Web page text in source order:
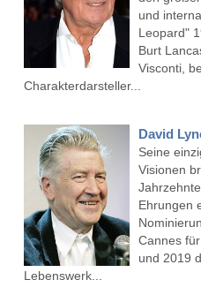
und
Leopard"
Burt
Visconti,
Charakterdarsteller...
David
Seine
Visionen
Ehrungen
Cannes
und 2019
Lebenswerk...